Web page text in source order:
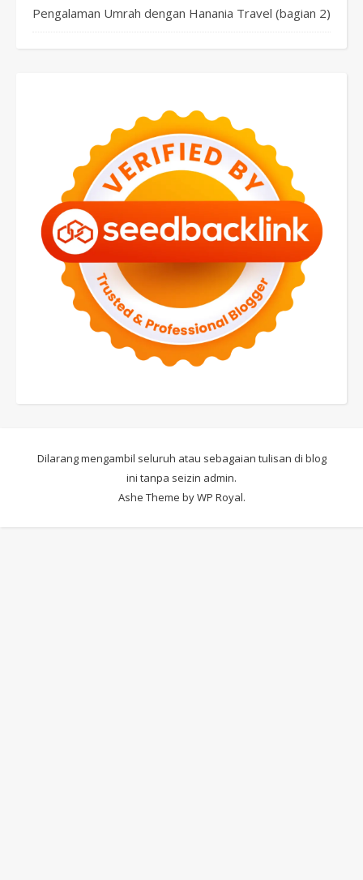
Pengalaman Umrah dengan Hanania Travel (bagian 2)
Dilarang mengambil seluruh atau sebagaian tulisan di blog
ini tanpa seizin admin.
Ashe Theme byWP Royal.